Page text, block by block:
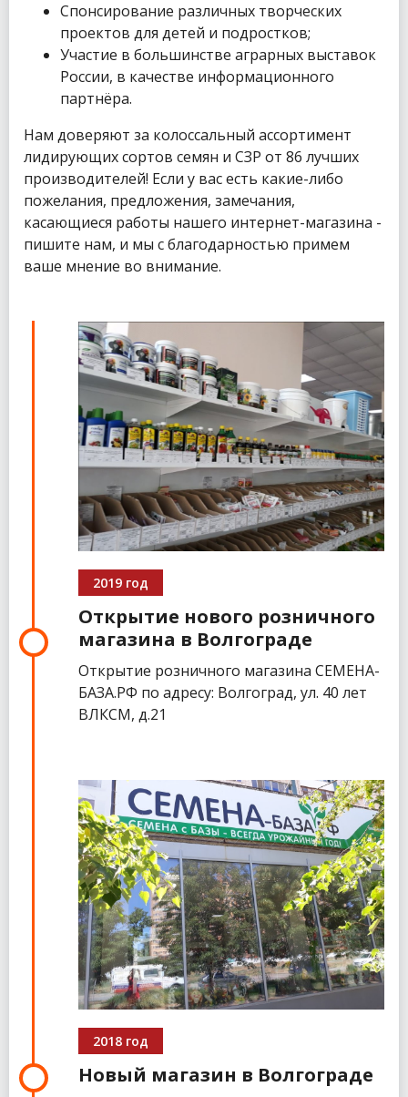
Спонсирование различных творческих
проектов для детей и подростков;
Участие в большинстве аграрных выставок
России, в качестве информационного
партнёра.
Нам доверяют за колоссальный ассортимент
лидирующих сортов семян и СЗР от 86 лучших
производителей! Если у вас есть какие-либо
пожелания, предложения, замечания,
касающиеся работы нашего интернет-магазина -
пишите нам, и мы с благодарностью примем
ваше мнение во внимание.
2019 год
Открытие нового розничного
магазина в Волгограде
Открытие розничного магазина СЕМЕНА-
БАЗА.РФ по адресу: Волгоград, ул. 40 лет
ВЛКСМ, д.21
2018 год
Новый магазин в Волгограде